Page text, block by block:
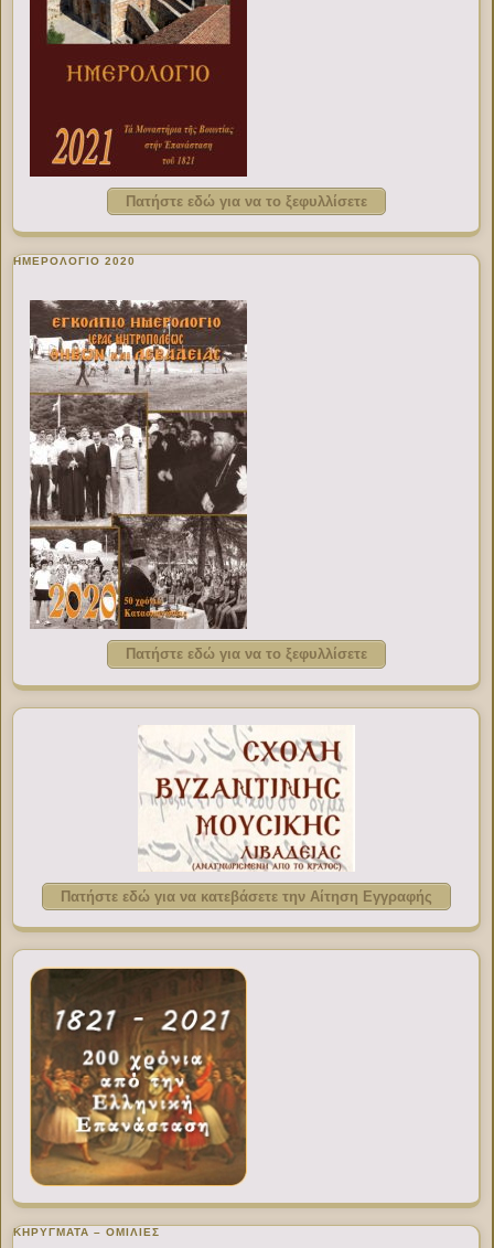
Πατήστε εδώ για να το ξεφυλλίσετε
ΗΜΕΡΟΛΟΓΙΟ 2020
Πατήστε εδώ για να το ξεφυλλίσετε
Πατήστε εδώ για να κατεβάσετε την Αίτηση Εγγραφής
ΚΗΡΥΓΜΑΤΑ – ΟΜΙΛΙΕΣ